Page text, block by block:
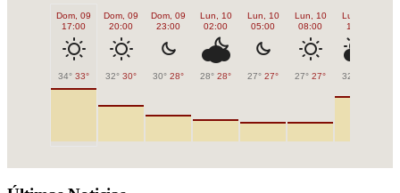
Dom, 09
17:00
34° 33°
Dom, 09
20:00
32° 30°
Dom, 09
23:00
30° 28°
Lun, 10
02:00
28° 28°
Lun, 10
05:00
27° 27°
Lun, 10
08:00
27° 27°
Lun, 10
11:00
32°